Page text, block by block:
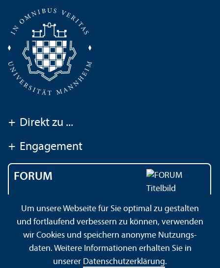
+ Direkt zu ...
+ Engagement
FORUM
Universität Mannheim
Impressum Datenschutz­erklärung Sitemap
Um unsere Webseite für Sie optimal zu gestalten
und fortlaufend verbessern zu können, verwenden
wir Cookies und speichern anonyme Nutzungs­
daten. Weitere Informationen erhalten Sie in
unserer Datenschutz­erklärung.